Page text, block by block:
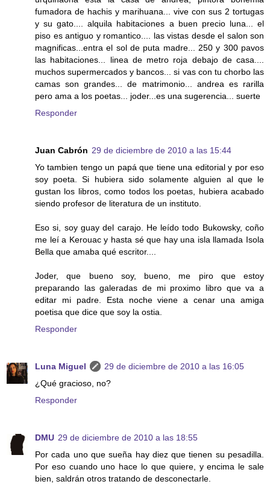
fumadora de hachis y marihuana... vive con sus 2 tortugas
y su gato.... alquila habitaciones a buen precio luna... el
piso es antiguo y romantico.... las vistas desde el salon son
magnificas...entra el sol de puta madre... 250 y 300 pavos
las habitaciones... linea de metro roja debajo de casa....
muchos supermercados y bancos... si vas con tu chorbo las
camas son grandes... de matrimonio... andrea es rarilla
pero ama a los poetas... joder...es una sugerencia... suerte
Responder
Juan Cabrón 29 de diciembre de 2010 a las 15:44
Yo tambien tengo un papá que tiene una editorial y por eso
soy poeta. Si hubiera sido solamente alguien al que le
gustan los libros, como todos los poetas, hubiera acabado
siendo profesor de literatura de un instituto.
Eso si, soy guay del carajo. He leído todo Bukowsky, coño
me leí a Kerouac y hasta sé que hay una isla llamada Isola
Bella que amaba qué escritor....
Joder, que bueno soy, bueno, me piro que estoy
preparando las galeradas de mi proximo libro que va a
editar mi padre. Esta noche viene a cenar una amiga
poetisa que dice que soy la ostia.
Responder
Luna Miguel
29 de diciembre de 2010 a las 16:05
¿Qué gracioso, no?
Responder
DMU 29 de diciembre de 2010 a las 18:55
Por cada uno que sueña hay diez que tienen su pesadilla.
Por eso cuando uno hace lo que quiere, y encima le sale
bien, saldrán otros tratando de desconectarle.